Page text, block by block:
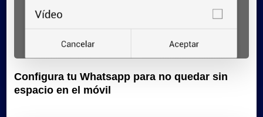
Configura tu Whatsapp para no quedar sin
espacio en el móvil